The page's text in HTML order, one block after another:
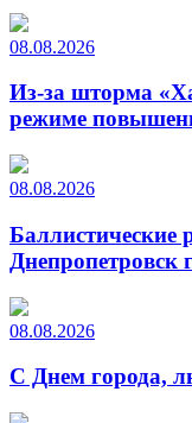
08.08.2026
Из-за шторма
режиме
08.08.2026
Баллистические
Днепропетровск
08.08.2026
С Днем города,